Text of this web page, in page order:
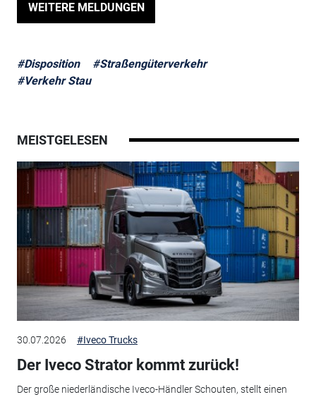
WEITERE MELDUNGEN
#Disposition
#Straßengüterverkehr
#Verkehr Stau
MEISTGELESEN
30.07.2026 #Iveco Trucks
Der Iveco Strator kommt zurück!
Der große niederländische Iveco-Händler Schouten, stellt einen